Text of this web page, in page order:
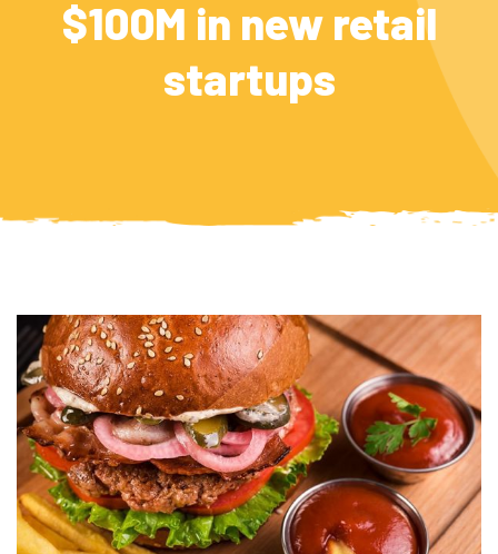
$100M in new retail
startups